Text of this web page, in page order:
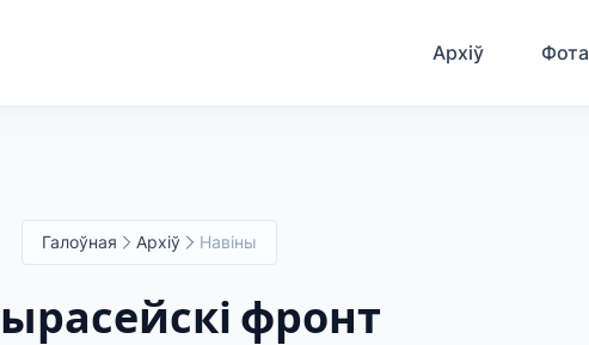
Архіў Фота
Галоўная Архіў Навіны
фронт